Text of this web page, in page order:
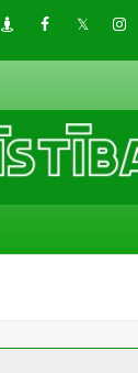
DraugiemFacebook
Twitter